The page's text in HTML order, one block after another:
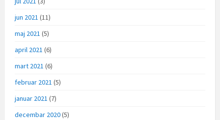
jun 2021 (11)
maj 2021 (5)
april 2021 (6)
mart 2021 (6)
februar 2021 (5)
januar 2021 (7)
decembar 2020(5)